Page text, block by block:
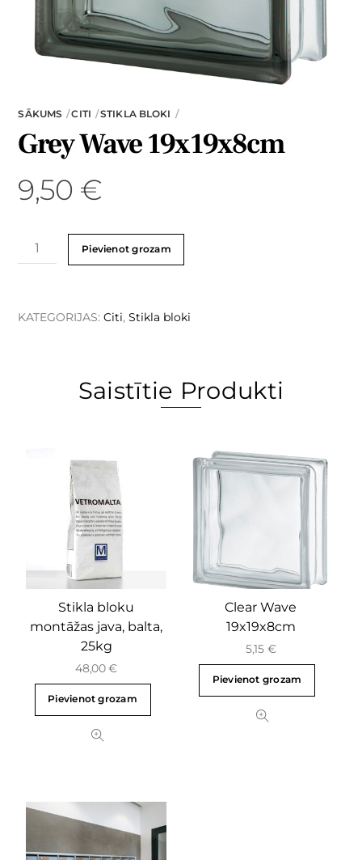
SĀKUMS CITI STIKLA BLOKI
Grey Wave 19x19x8cm
9,50 €
Pievienot grozam
KATEGORIJAS:Citi,Stikla bloki
Saistītie Produkti
Stikla bloku
montāžas java, balta,
25kg
48,00€
Pievienot grozam
Clear Wave
19x19x8cm
5,15 €
Pievienot grozam